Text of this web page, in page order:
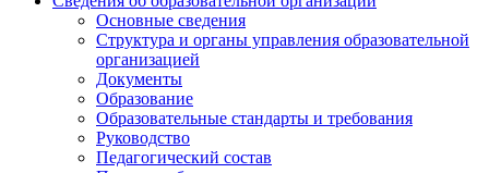
Основные сведения
Структура и органы управления образовательной
организацией
Документы
Образование
Образовательные стандарты и требования
Руководство
Педагогический состав